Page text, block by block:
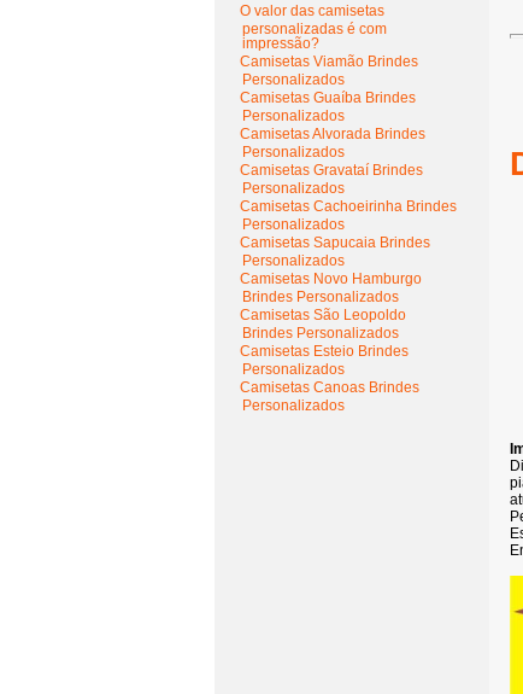
O valor das camisetas
personalizadas é com
impressão?
Camisetas Viamão Brindes
Personalizados
Camisetas Guaíba Brindes
Personalizados
Camisetas Alvorada Brindes
Personalizados
Camisetas Gravataí Brindes
Personalizados
Camisetas Cachoeirinha Brindes
Personalizados
Camisetas Sapucaia Brindes
Personalizados
Camisetas Novo Hamburgo
Brindes Personalizados
Camisetas São Leopoldo
Brindes Personalizados
Camisetas Esteio Brindes
Personalizados
Camisetas Canoas Brindes
Personalizados